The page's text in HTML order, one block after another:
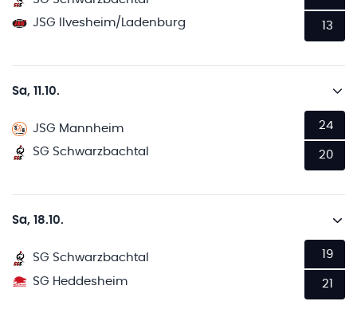
JSG Ilvesheim/Ladenburg
13
Sa, 11.10.
JSG Mannheim
SG Schwarzbachtal
24
20
Sa, 18.10.
SG Schwarzbachtal
SG Heddesheim
19
21